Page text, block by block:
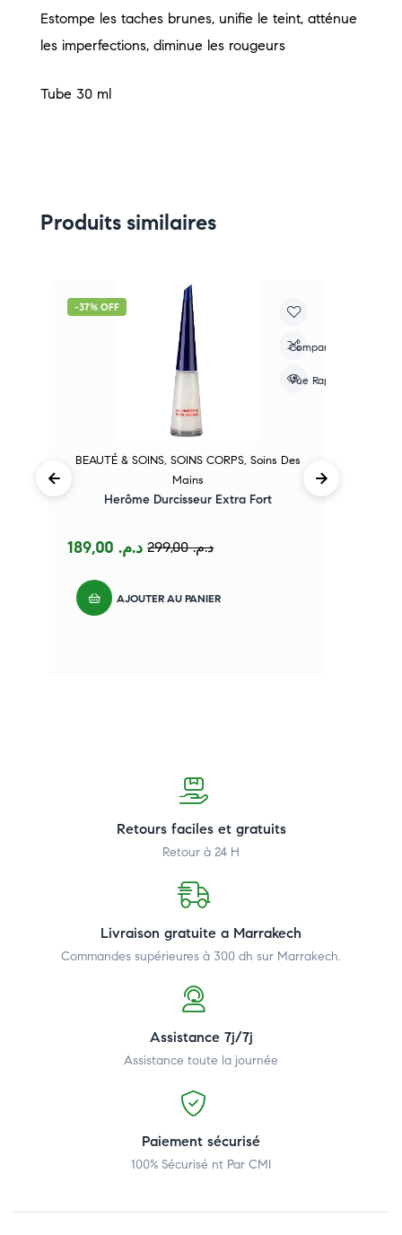
Estompe les taches brunes, unifie le teint, atténue
les imperfections, diminue les rougeurs
Tube 30 ml
Produits similaires
-37% OFF
Compare
Vue Rapide
BEAUTÉ & SOINS, SOINS CORPS, Soins Des
Mains
Herôme Durcisseur Extra Fort
د.م.299,00 د.م.
AJOUTER AU PANIER
Retours faciles et gratuits
Retour à 24 H
Livraison gratuite a Marrakech
Commandes supérieures à 300 dh sur Marrakech.
Assistance 7j/7j
Assistance toute la journée
Paiement sécurisé
100% Sécurisé nt Par CMI